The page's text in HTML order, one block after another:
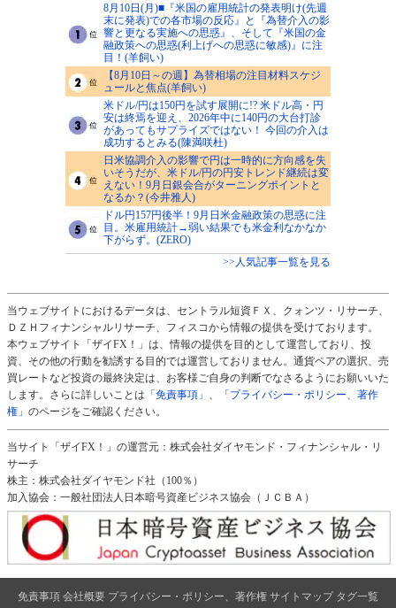
8月10日(月)■『米国の雇用統計の発表明け(先週
末に発表)での各市場の反応』と『為替介入の影
響と更なる実施への思惑』、そして『米国の金
融政策への思惑(利上げへの思惑に敏感)』に注
目！(羊飼い)
【8月10日～の週】為替相場の注目材料スケジ
ュールと焦点(羊飼い)
米ドル/円は150円を試す展開に!? 米ドル高・円
安は終焉を迎え、2026年中に140円の大台打診
があってもサプライズではない！ 今回の介入は
成功するとみる(陳満咲杜)
日米協調介入の影響で円は一時的に方向感を失
いそうだが、米ドル/円の円安トレンド継続は変
えない！9月日銀会合がターニングポイントと
なるか？(今井雅人)
ドル円157円後半！9月日米金融政策の思惑に注
目。米雇用統計→弱い結果でも米金利なかなか
下がらず。(ZERO)
>>人気記事一覧を見る
当ウェブサイトにおけるデータは、セントラル短資ＦＸ、クォンツ・リサーチ、
ＤＺＨフィナンシャルリサーチ、フィスコから情報の提供を受けております。
本ウェブサイト「ザイFX！」は、情報の提供を目的として運営しており、投
資、その他の行動を勧誘する目的では運営しておりません。通貨ペアの選択、売
買レートなど投資の最終決定は、お客様ご自身の判断でなさるようにお願いいた
します。さらに詳しいことは 「免責事項」
「プライバシー・ポリシー、著作
権」 のページをご確認ください。
当サイト「ザイFX！」の運営元：株式会社ダイヤモンド・フィナンシャル・リ
サーチ
株主：株式会社ダイヤモンド社（100％）
加入協会：一般社団法人日本暗号資産ビジネス協会（ＪＣＢＡ）
免責事項 会社概要 プライバシー・ポリシー、著作権 サイトマップ タグ一覧